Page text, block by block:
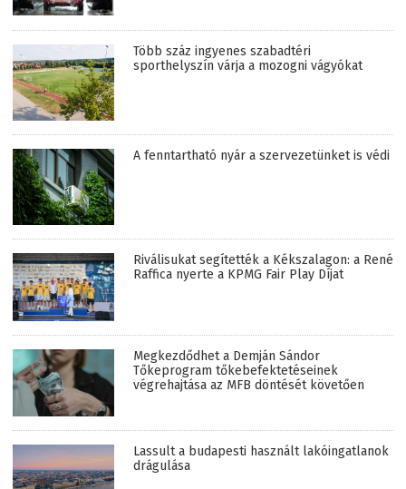
Több száz ingyenes szabadtéri
sporthelyszín várja a mozogni vágyókat
A fenntartható nyár a szervezetünket is védi
Riválisukat segítették a Kékszalagon: a René
Raffica nyerte a KPMG Fair Play Díjat
Megkezdődhet a Demján Sándor
Tőkeprogram tőkebefektetéseinek
végrehajtása az MFB döntését követően
Lassult a budapesti használt lakóingatlanok
drágulása